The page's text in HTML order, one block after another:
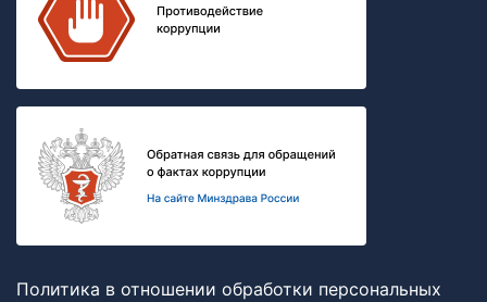
Политика в отношении обработки персональных